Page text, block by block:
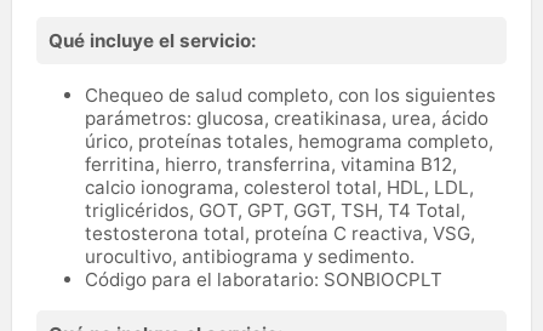
Qué incluye el servicio:
Chequeo de salud completo, con los siguientes
parámetros: glucosa, creatikinasa, urea, ácido
úrico, proteínas totales, hemograma completo,
ferritina, hierro, transferrina, vitamina B12,
calcio ionograma, colesterol total, HDL, LDL,
triglicéridos, GOT, GPT, GGT, TSH, T4 Total,
testosterona total, proteína C reactiva, VSG,
urocultivo, antibiograma y sedimento.
Código para el laboratario: SONBIOCPLT